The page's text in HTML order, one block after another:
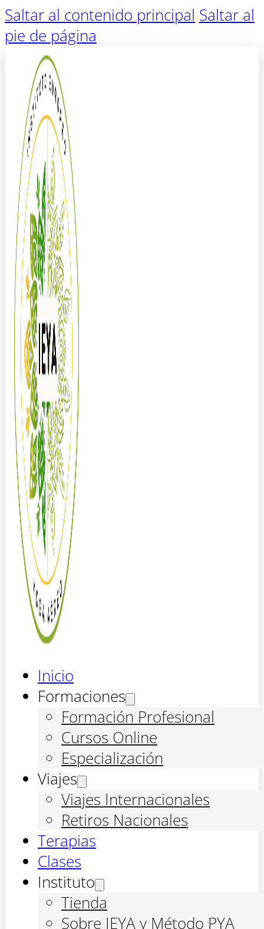
Saltar al contenido principal Saltar al
pie de página
Inicio
Formaciones
Formación Profesional
Cursos Online
Especialización
Viajes
Viajes Internacionales
Retiros Nacionales
Terapias
Clases
Instituto
Tienda
Sobre IEYA y Método PYA